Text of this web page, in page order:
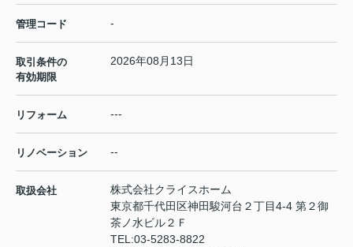
管理コード -
取引条件の
有効期限
2026年08月13日
リフォーム ---
リノベーション --
取扱会社
株式会社クライスホーム
東京都千代田区神田駿河台２丁目4-4 第２御
茶ノ水ビル２Ｆ
TEL:03-5283-8822